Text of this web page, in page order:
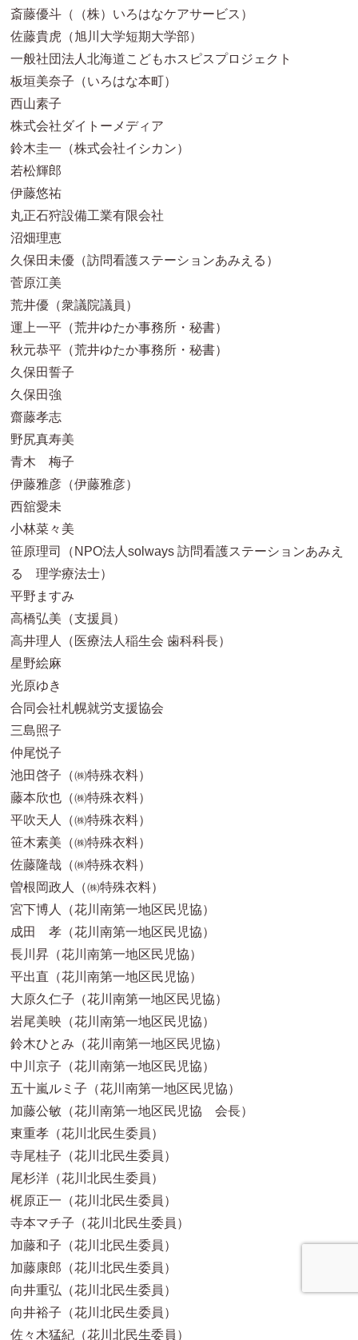
斎藤優斗（（株）いろはなケアサービス）
佐藤貴虎（旭川大学短期大学部）
一般社団法人北海道こどもホスピスプロジェクト
板垣美奈子（いろはな本町）
西山素子
株式会社ダイトーメディア
鈴木圭一（株式会社イシカン）
若松輝郎
伊藤悠祐
丸正石狩設備工業有限会社
沼畑理恵
久保田未優（訪問看護ステーションあみえる）
菅原江美
荒井優（衆議院議員）
運上一平（荒井ゆたか事務所・秘書）
秋元恭平（荒井ゆたか事務所・秘書）
久保田誓子
久保田強
齋藤孝志
野尻真寿美
青木 梅子
伊藤雅彦（伊藤雅彦）
西舘愛未
小林菜々美
笹原理司（NPO法人solways 訪問看護ステーションあみえ
る 理学療法士）
平野ますみ
高橋弘美（支援員）
高井理人（医療法人稲生会 歯科科長）
星野絵麻
光原ゆき
合同会社札幌就労支援協会
三島照子
仲尾悦子
池田啓子（㈱特殊衣料）
藤本欣也（㈱特殊衣料）
平吹天人（㈱特殊衣料）
笹木素美（㈱特殊衣料）
佐藤隆哉（㈱特殊衣料）
曽根岡政人（㈱特殊衣料）
宮下博人（花川南第一地区民児協）
成田 孝（花川南第一地区民児協）
長川昇（花川南第一地区民児協）
平出直（花川南第一地区民児協）
大原久仁子（花川南第一地区民児協）
岩尾美映（花川南第一地区民児協）
鈴木ひとみ（花川南第一地区民児協）
中川京子（花川南第一地区民児協）
五十嵐ルミ子（花川南第一地区民児協）
加藤公敏（花川南第一地区民児協 会長）
東重孝（花川北民生委員）
寺尾桂子（花川北民生委員）
尾杉洋（花川北民生委員）
梶原正一（花川北民生委員）
寺本マチ子（花川北民生委員）
加藤和子（花川北民生委員）
加藤康郎（花川北民生委員）
向井重弘（花川北民生委員）
向井裕子（花川北民生委員）
佐々木猛紀（花川北民生委員）